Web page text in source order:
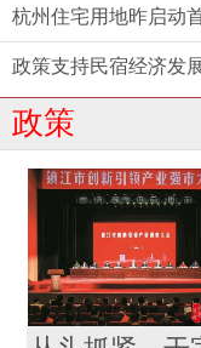
杭州住宅用地昨启动
政策支持民宿经济发
政策